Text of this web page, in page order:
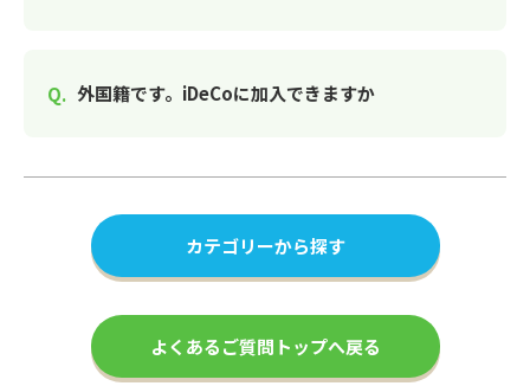
外国籍です。iDeCoに加入できますか
カテゴリーから探す
よくあるご質問トップへ戻る